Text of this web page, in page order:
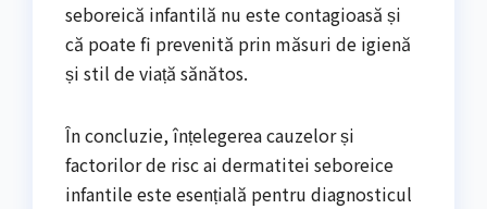
seboreică infantilă nu este contagioasă și
că poate fi prevenită prin măsuri de igienă
și stil de viață sănătos.
În concluzie, înțelegerea cauzelor și
factorilor de risc ai dermatitei seboreice
infantile este esențială pentru diagnosticul